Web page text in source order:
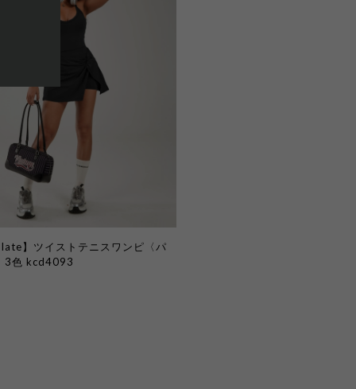
】ツイストテニスワンピ〈パ
3色 kcd4093